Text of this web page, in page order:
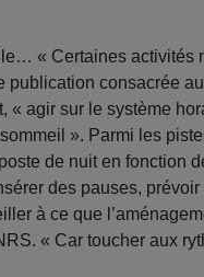
« Certaines activités
publication consacrée
« agir sur le système
». Parmi les
de nuit en fonction
des pauses, prévoir
à ce que
« Car toucher aux